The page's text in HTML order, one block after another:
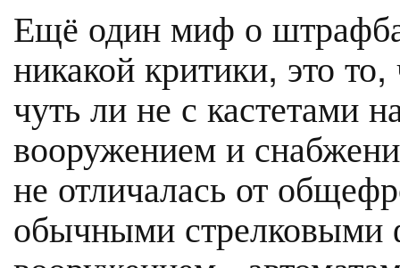
Ещё один миф о
никакой критики, это
чуть ли не с кастетами
вооружением и
не отличалась от
обычными стрелковыми